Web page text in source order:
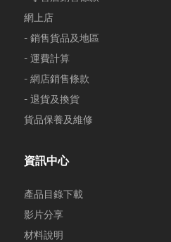
網上店
- 銷售貨品及地區
- 運費計算
- 網店銷售條款
- 退貨及換貨
貨品保養及維修
資訊中心
產品目錄下載
影片分享
材料說明